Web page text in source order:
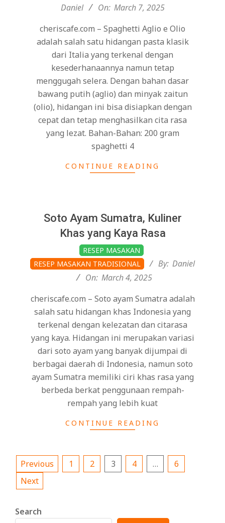
Daniel
On: March 7, 2025
cheriscafe.com – Spaghetti Aglio e Olio
adalah salah satu hidangan pasta klasik
dari Italia yang terkenal dengan
kesederhanaannya namun tetap
menggugah selera. Dengan bahan dasar
bawang putih (aglio) dan minyak zaitun
(olio), hidangan ini bisa disiapkan dengan
cepat dan tetap menghasilkan cita rasa
yang lezat. Bahan-Bahan: 200 gram
spaghetti 4
CONTINUE READING
Soto Ayam Sumatra, Kuliner
Khas yang Kaya Rasa
03-
04
RESEP MASAKAN
RESEP MASAKAN TRADISIONAL
By: Daniel
On: March 4, 2025
cheriscafe.com – Soto ayam Sumatra adalah
salah satu hidangan khas Indonesia yang
terkenal dengan kelezatan dan citarasa
yang kaya. Hidangan ini merupakan variasi
dari soto ayam yang banyak dijumpai di
berbagai daerah di Indonesia, namun soto
ayam Sumatra memiliki ciri khas rasa yang
berbeda berkat penggunaan rempah-
rempah yang lebih kuat
CONTINUE READING
Posts
pagination
Previous 1 2 3 4 …
6
Next
Search